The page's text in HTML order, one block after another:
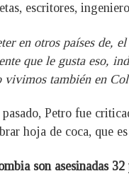
escritores,
en otros países de,
que le gusta eso,
vivimos también en
Petro fue
hoja de coca, que
son asesinadas